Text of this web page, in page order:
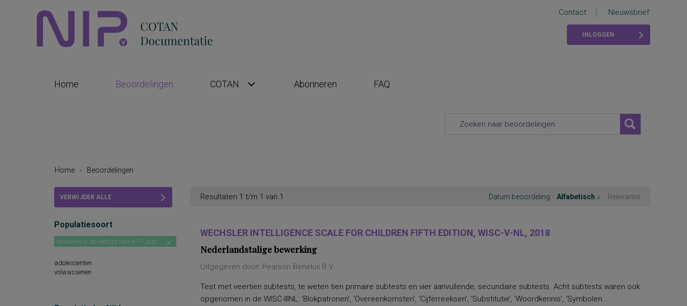
Contact Nieuwsbrief
INLOGGEN
Home Beoordelingen COTAN Abonneren FAQ
Home - Beoordelingen
VERWIJDER ALLE
Populatiesoort
kinderen in de leeftijd van 6-17 jaar
adolescenten
volwassenen
Resultaten 1 t/m 1 van 1 Datum beoordeling Alfabetisch Relevantie
WECHSLER INTELLIGENCE SCALE FOR CHILDREN FIFTH EDITION, WISC-V-NL, 2018
Nederlandstalige bewerking
Uitgegeven door: Pearson Benelux B.V.
Test met veertien subtests, te weten tien primaire subtests en vier aanvullende, secundaire subtests. Acht subtests waren ook
opgenomen in de WISC-IIINL: ‘Blokpatronen’, ‘Overeenkomsten’, ‘Cijferreeksen’, ‘Substitutie’, ‘Woordkennis’, ‘Symbolen...